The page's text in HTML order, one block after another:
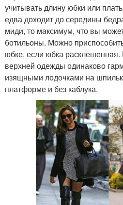
учитывать длину юбки или
едва доходит до середины
миди, то максимум, что вы
ботильоны. Можно
юбке, если юбка расклешенная.
верхней одежды одинаково
изящными лодочками на
платформе и без каблука.